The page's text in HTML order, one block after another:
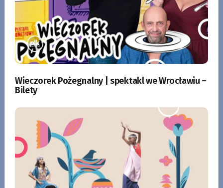
Wieczorek Pożegnalny | spektakl we Wrocławiu –
Bilety